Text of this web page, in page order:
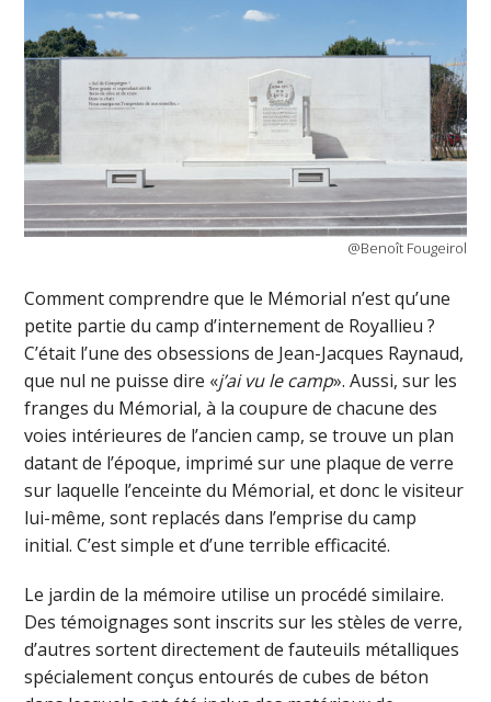
@Benoît Fougeirol
Comment comprendre que le Mémorial n’est qu’une
petite partie du camp d’internement de Royallieu ?
C’était l’une des obsessions de Jean-Jacques Raynaud,
que nul ne puisse dire «j’ai vu le camp». Aussi, sur les
franges du Mémorial, à la coupure de chacune des
voies intérieures de l’ancien camp, se trouve un plan
datant de l’époque, imprimé sur une plaque de verre
sur laquelle l’enceinte du Mémorial, et donc le visiteur
lui-même, sont replacés dans l’emprise du camp
initial. C’est simple et d’une terrible efficacité.
Le jardin de la mémoire utilise un procédé similaire.
Des témoignages sont inscrits sur les stèles de verre,
d’autres sortent directement de fauteuils métalliques
spécialement conçus entourés de cubes de béton